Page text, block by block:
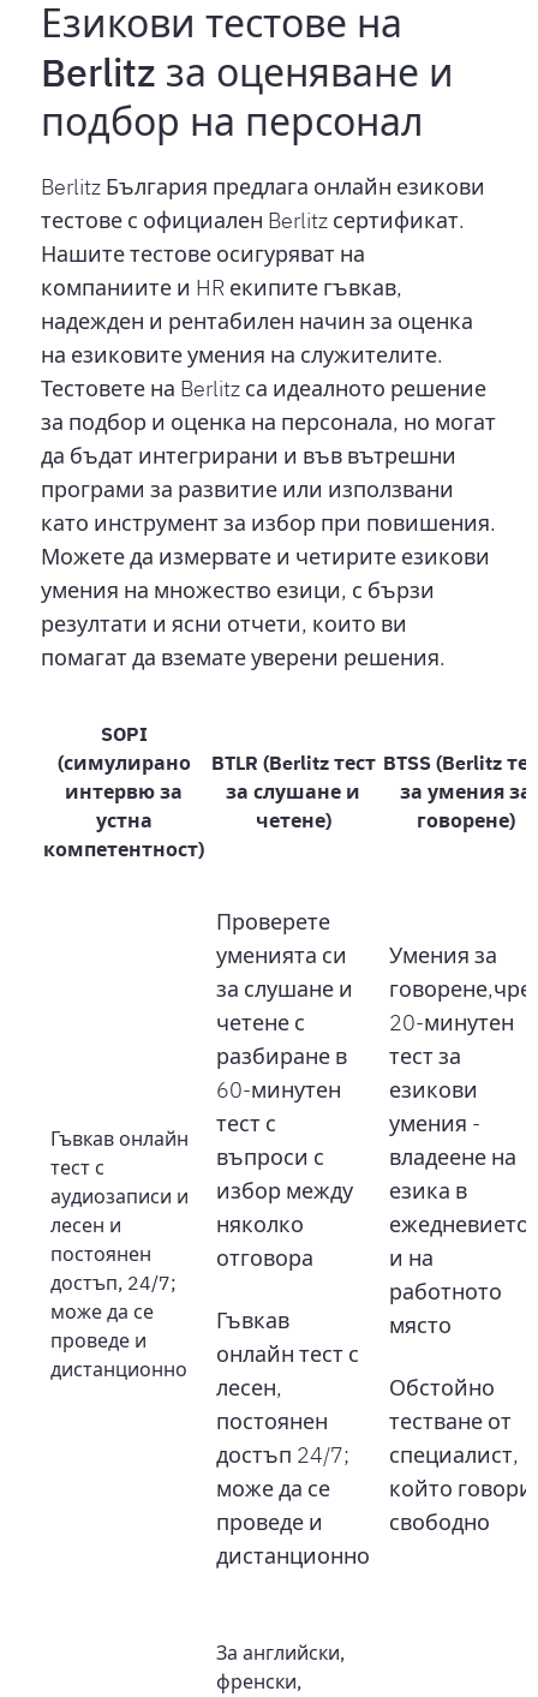
Езикови тестове на
Berlitz за оценяване и
подбор на персонал
Berlitz България предлага онлайн езикови
тестове с официален Berlitz сертификат.
Нашите тестове осигуряват на
компаниите и HR екипите гъвкав,
надежден и рентабилен начин за оценка
на езиковите умения на служителите.
Тестовете на Berlitz са идеалното решение
за подбор и оценка на персонала, но могат
да бъдат интегрирани и във вътрешни
програми за развитие или използвани
като инструмент за избор при повишения.
Можете да измервате и четирите езикови
умения на множество езици, с бързи
резултати и ясни отчети, които ви
помагат да вземате уверени решения.
SOPI
(симулирано
интервю за
устна
компетентност)
BTLR (Berlitz тест
за слушане и
четене)
BTSS (Berlitz
за умения за
говорене)
Гъвкав онлайн
тест с
аудиозаписи и
лесен и
постоянен
достъп, 24/7;
може да се
проведе и
дистанционно
Проверете
уменията си
за слушане и
четене с
разбиране в
60-минутен
тест с
въпроси с
избор между
няколко
отговора
Гъвкав
онлайн тест с
лесен,
постоянен
достъп 24/7;
може да се
проведе и
дистанционно
Умения за
20-минутен
тест за
езикови
умения -
владеене на
езика в
ежедневието
и на
работното
място
Обстойно
тестване от
специалист,
който говори
свободно
За английски,
френски,